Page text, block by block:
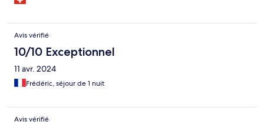
Avis vérifié
10/10 Exceptionnel
11 avr. 2024
Frédéric, séjour de 1 nuit
Avis vérifié